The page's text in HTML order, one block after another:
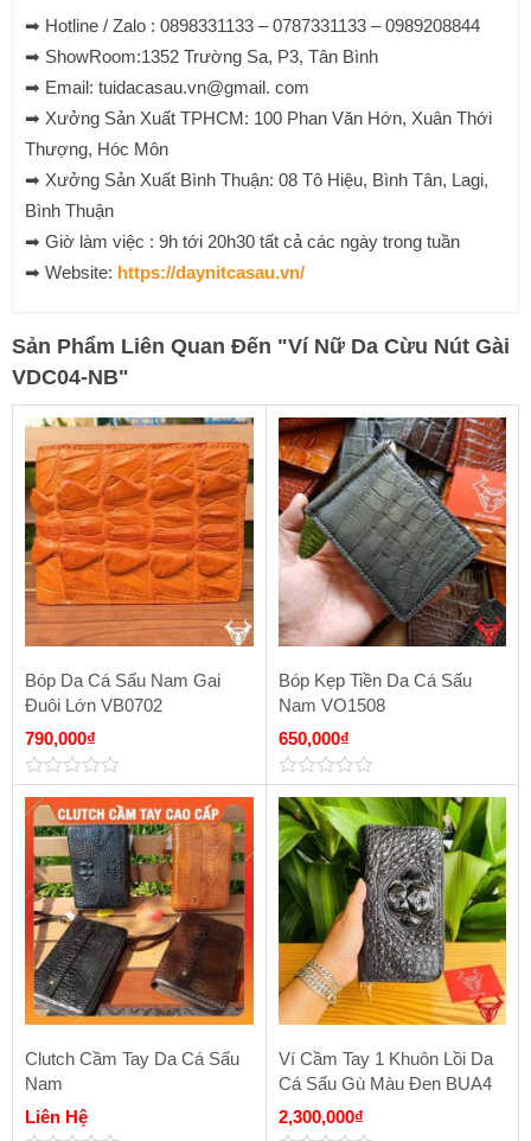
➡ Hotline / Zalo : 0898331133 – 0787331133 – 0989208844
➡ ShowRoom:1352 Trường Sa, P3, Tân Bình
➡ Email: tuidacasau.vn@gmail. com
➡ Xưởng Sản Xuất TPHCM: 100 Phan Văn Hớn, Xuân Thới
Thượng, Hóc Môn
➡ Xưởng Sản Xuất Bình Thuận: 08 Tô Hiệu, Bình Tân, Lagi,
Bình Thuận
➡ Giờ làm việc : 9h tới 20h30 tất cả các ngày trong tuần
➡ Website: https://daynitcasau.vn/
Sản Phẩm Liên Quan Đến "Ví Nữ Da Cừu Nút Gài
VDC04-NB"
Bóp Da Cá Sấu Nam Gai
Đuôi Lớn VB0702
790,000₫
0
out
of
5
Bóp Kẹp Tiền Da Cá Sấu
Nam VO1508
650,000₫
0
out
of
5
Clutch Cầm Tay Da Cá Sấu
Nam
Liên Hệ
Ví Cầm Tay 1 Khuôn Lồi Da
Cá Sấu Gù Màu Đen BUA4
2,300,000₫